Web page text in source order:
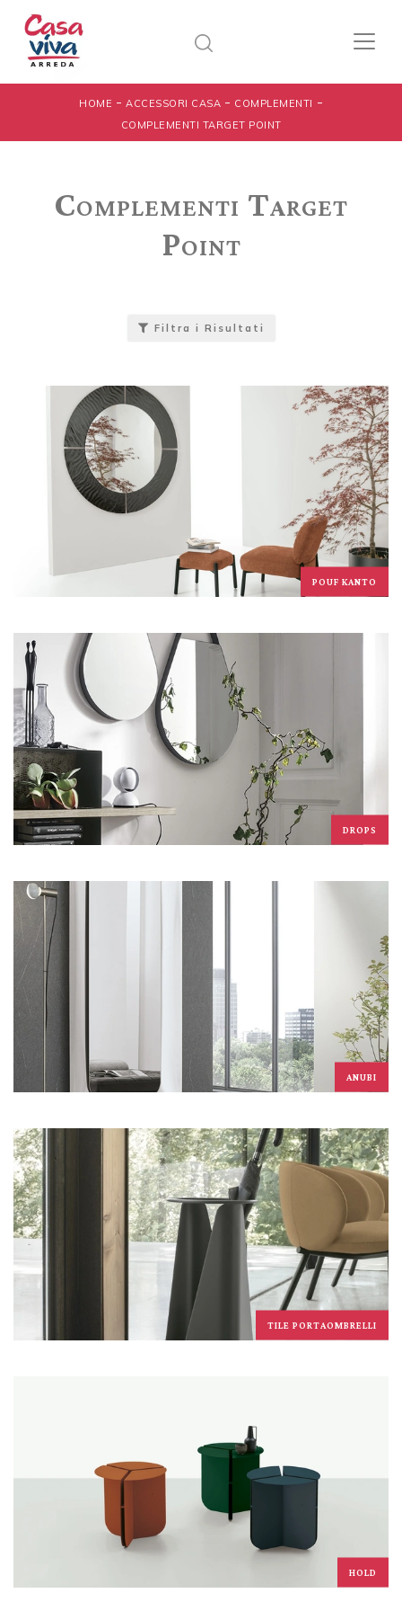
HOME -ACCESSORI CASA - COMPLEMENTI -
COMPLEMENTI TARGET POINT
Complementi Target
Point
Filtra i Risultati
POUF KANTO
DROPS
ANUBI
TILE PORTAOMBRELLI
HOLD